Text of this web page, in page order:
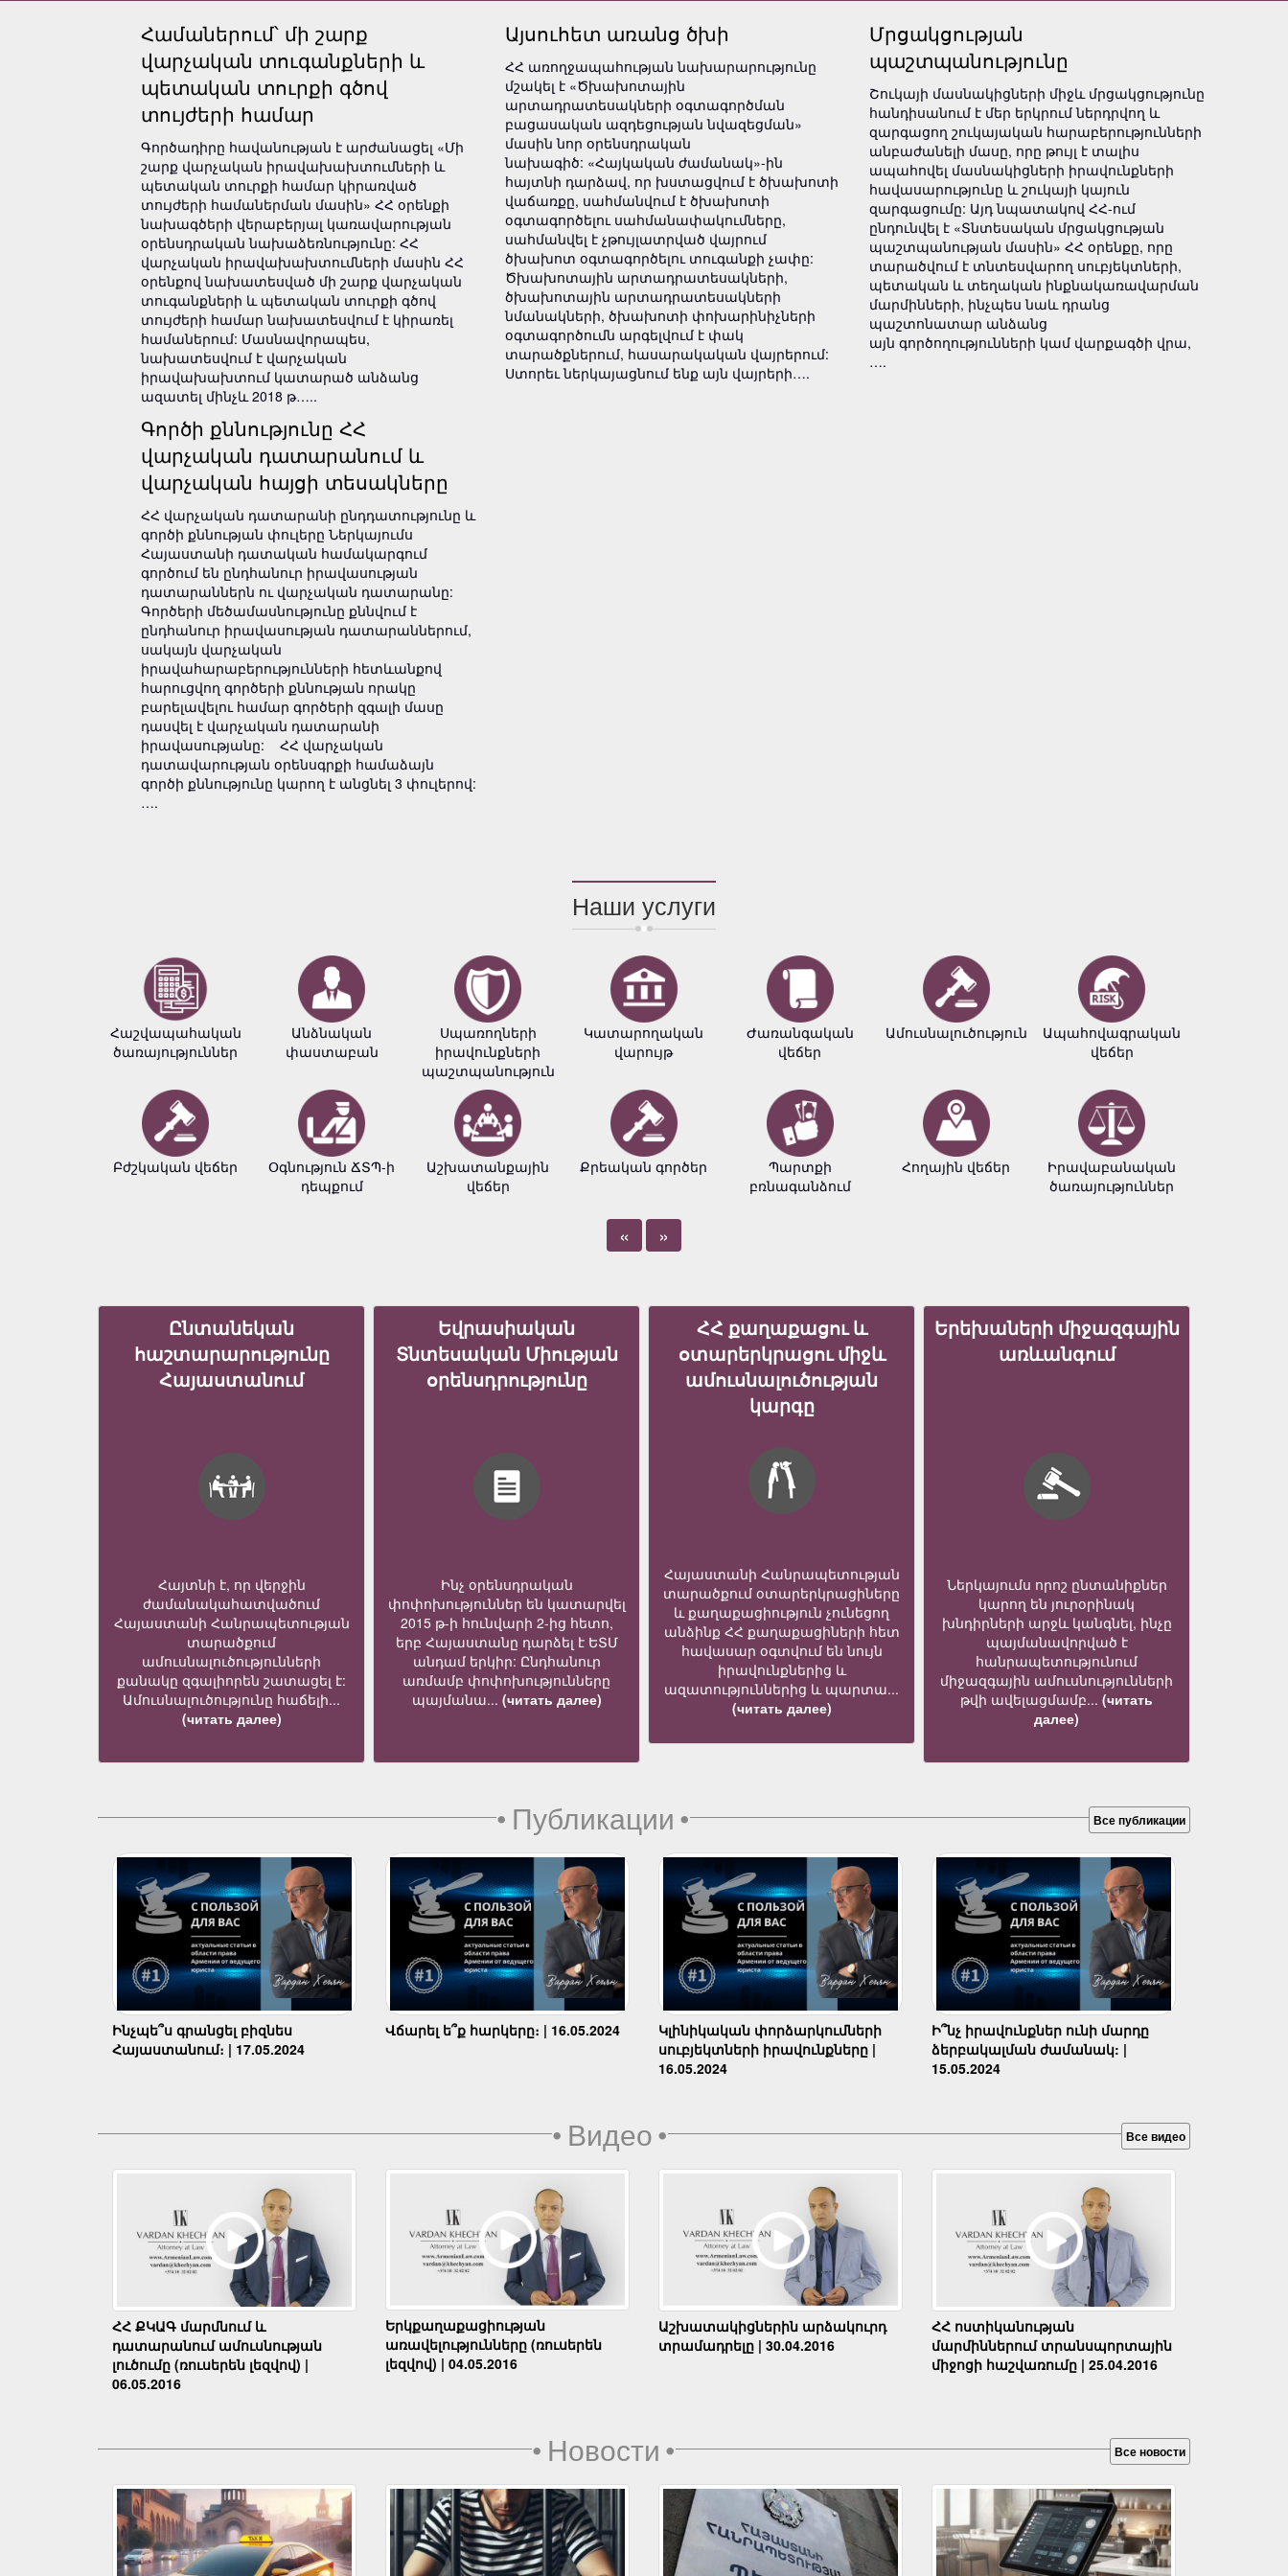
Համաներում՝ մի շարք
վարչական տուգանքների և
պետական տուրքի գծով
տույժերի համար
Գործադիրը հավանության է արժանացել «Մի
շարք վարչական իրավախախտումների և
պետական տուրքի համար կիրառված
տույժերի համաներման մասին» ՀՀ օրենքի
նախագծերի վերաբերյալ կառավարության
օրենսդրական նախաձեռնությունը: ՀՀ
վարչական իրավախախտումների մասին ՀՀ
օրենքով նախատեսված մի շարք վարչական
տուգանքների և պետական տուրքի գծով
տույժերի համար նախատեսվում է կիրառել
համաներում: Մասնավորապես,
նախատեսվում է վարչական
իրավախախտում կատարած անձանց
ազատել մինչև 2018 թ…..
Այսուհետ առանց ծխի
ՀՀ առողջապահության նախարարությունը
մշակել է «Ծխախոտային
արտադրատեսակների օգտագործման
բացասական ազդեցության նվազեցման»
մասին նոր օրենսդրական
նախագիծ: «Հայկական ժամանակ»-ին
հայտնի դարձավ, որ խստացվում է ծխախոտի
վաճառքը, սահմանվում է ծխախոտի
օգտագործելու սահմանափակումները,
սահմանվել է չթույլատրված վայրում
ծխախոտ օգտագործելու տուգանքի չափը:
Ծխախոտային արտադրատեսակների,
ծխախոտային արտադրատեսակների
նմանակների, ծխախոտի փոխարինիչների
օգտագործումն արգելվում է փակ
տարածքներում, հասարակական վայրերում:
Ստորեւ ներկայացնում ենք այն վայրերի….
Մրցակցության
պաշտպանությունը
Շուկայի մասնակիցների միջև մրցակցությունը
հանդիսանում է մեր երկրում ներդրվող և
զարգացող շուկայական հարաբերությունների
անբաժանելի մասը, որը թույլ է տալիս
ապահովել մասնակիցների իրավունքների
հավասարությունը և շուկայի կայուն
զարգացումը: Այդ նպատակով ՀՀ-ում
ընդունվել է «Տնտեսական մրցակցության
պաշտպանության մասին» ՀՀ օրենքը, որը
տարածվում է տնտեսվարող սուբյեկտների,
պետական և տեղական ինքնակառավարման
մարմինների, ինչպես նաև դրանց
պաշտոնատար անձանց
այն գործողությունների կամ վարքագծի վրա,
….
Գործի քննությունը ՀՀ
վարչական դատարանում և
վարչական հայցի տեսակները
ՀՀ վարչական դատարանի ընդդատությունը և
գործի քննության փուլերը Ներկայումս
Հայաստանի դատական համակարգում
գործում են ընդհանուր իրավասության
դատարաններն ու վարչական դատարանը:
Գործերի մեծամասնությունը քննվում է
ընդհանուր իրավասության դատարաններում,
սակայն վարչական
իրավահարաբերությունների հետևանքով
հարուցվող գործերի քննության որակը
բարելավելու համար գործերի զգալի մասը
դասվել է վարչական դատարանի
իրավասությանը: ՀՀ վարչական
դատավարության օրենսգրքի համաձայն
գործի քննությունը կարող է անցնել 3 փուլերով:
….
Наши услуги
Հաշվապահական
ծառայություններ
Բժշկական վեճեր
Անձնական
փաստաբան
Օգնություն ՃՏՊ-ի
դեպքում
Սպառողների
իրավունքների
պաշտպանություն
Աշխատանքային
վեճեր
Կատարողական
վարույթ
Քրեական գործեր
Ժառանգական
վեճեր
Պարտքի
բռնագանձում
Ամուսնալուծություն
Հողային վեճեր
Ապահովագրական
վեճեր
Իրավաբանական
ծառայություններ
« »
Ընտանեկան
հաշտարարությունը
Հայաստանում
Հայտնի է, որ վերջին
ժամանակահատվածում
Հայաստանի Հանրապետության
տարածքում
ամուսնալուծությունների
քանակը զգալիորեն շատացել է:
Ամուսնալուծությունը հաճելի...
(читать далее)
Եվրասիական
Տնտեսական Միության
օրենսդրությունը
Ինչ օրենսդրական
փոփոխություններ են կատարվել
2015 թ-ի հունվարի 2-ից հետո,
երբ Հայաստանը դարձել է ԵՏՄ
անդամ երկիր: Ընդհանուր
առմամբ փոփոխությունները
պայմանա... (читать далее)
ՀՀ քաղաքացու և
օտարերկրացու միջև
ամուսնալուծության
կարգը
Հայաստանի Հանրապետության
տարածքում օտարերկրացիները
և քաղաքացիություն չունեցող
անձինք ՀՀ քաղաքացիների հետ
հավասար օգտվում են նույն
իրավունքներից և
ազատություններից և պարտա...
(читать далее)
Երեխաների միջազգային
առևանգում
Ներկայումս որոշ ընտանիքներ
կարող են յուրօրինակ
խնդիրների արջև կանգնել, ինչը
պայմանավորված է
հանրապետությունում
միջազգային ամուսնությունների
թվի ավելացմամբ... (читать
далее)
• Публикации• Все публикации
Ինչպե՞ս գրանցել բիզնես
Հայաստանում։ | 17.05.2024
Վճարել ե՞ք հարկերը։ | 16.05.2024
Կլինիկական փորձարկումների
սուբյեկտների իրավունքները |
16.05.2024
Ի՞նչ իրավունքներ ունի մարդը
ձերբակալման ժամանակ: |
15.05.2024
• Видео• Все видео
ՀՀ ՔԿԱԳ մարմնում և
դատարանում ամուսնության
լուծումը (ռուսերեն լեզվով) |
06.05.2016
Երկքաղաքացիության
առավելությունները (ռուսերեն
լեզվով) | 04.05.2016
Աշխատակիցներին արձակուրդ
տրամադրելը | 30.04.2016
ՀՀ ոստիկանության
մարմիններում տրանսպորտային
միջոցի հաշվառումը | 25.04.2016
• Новости• Все новости